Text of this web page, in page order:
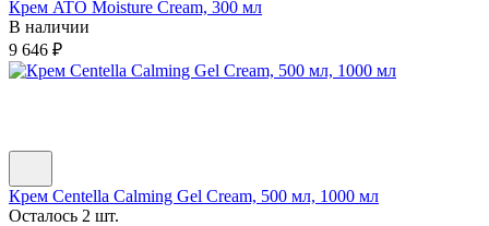
Крем ATO Moisture Cream, 300 мл
В наличии
9 646 ₽
Крем Centella Calming Gel Cream, 500 мл, 1000 мл
Осталось 2 шт.